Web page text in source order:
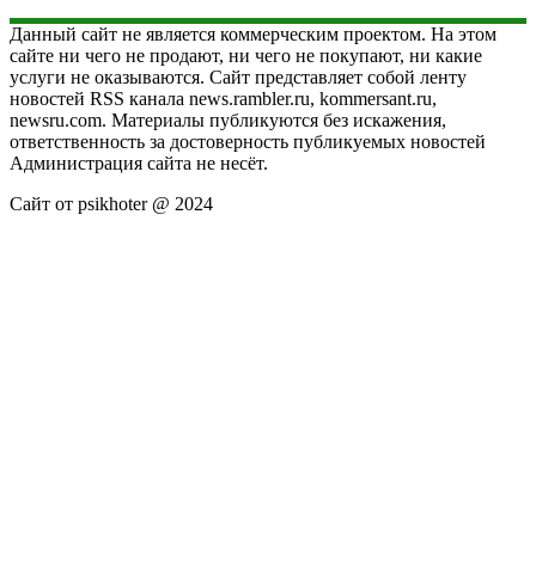
Данный сайт не является коммерческим проектом. На этом
сайте ни чего не продают, ни чего не покупают, ни какие
услуги не оказываются. Сайт представляет собой ленту
новостей RSS канала news.rambler.ru, kommersant.ru,
newsru.com. Материалы публикуются без искажения,
ответственность за достоверность публикуемых новостей
Администрация сайта не несёт.
Сайт от psikhoter @ 2024